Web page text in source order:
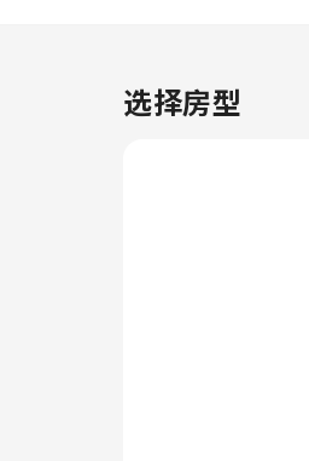
娱乐选择。请放
客房中，您可以
选择房型